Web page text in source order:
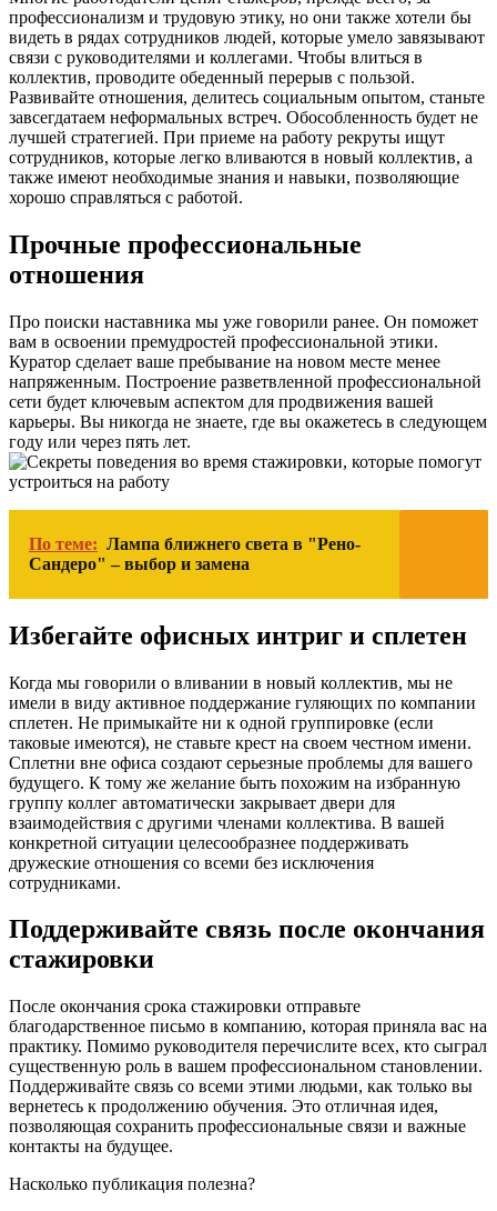
профессионализм и трудовую этику, но они также хотели бы
видеть в рядах сотрудников людей, которые умело завязывают
связи с руководителями и коллегами. Чтобы влиться в
коллектив, проводите обеденный перерыв с пользой.
Развивайте отношения, делитесь социальным опытом, станьте
завсегдатаем неформальных встреч. Обособленность будет не
лучшей стратегией. При приеме на работу рекруты ищут
сотрудников, которые легко вливаются в новый коллектив, а
также имеют необходимые знания и навыки, позволяющие
хорошо справляться с работой.
Прочные профессиональные
отношения
Про поиски наставника мы уже говорили ранее. Он поможет
вам в освоении премудростей профессиональной этики.
Куратор сделает ваше пребывание на новом месте менее
напряженным. Построение разветвленной профессиональной
сети будет ключевым аспектом для продвижения вашей
карьеры. Вы никогда не знаете, где вы окажетесь в следующем
году или через пять лет.
По теме: Лампа ближнего света в "Рено-
Сандеро" – выбор и замена
Избегайте офисных интриг и сплетен
Когда мы говорили о вливании в новый коллектив, мы не
имели в виду активное поддержание гуляющих по компании
сплетен. Не примыкайте ни к одной группировке (если
таковые имеются), не ставьте крест на своем честном имени.
Сплетни вне офиса создают серьезные проблемы для вашего
будущего. К тому же желание быть похожим на избранную
группу коллег автоматически закрывает двери для
взаимодействия с другими членами коллектива. В вашей
конкретной ситуации целесообразнее поддерживать
дружеские отношения со всеми без исключения
сотрудниками.
Поддерживайте связь после окончания
стажировки
После окончания срока стажировки отправьте
благодарственное письмо в компанию, которая приняла вас на
практику. Помимо руководителя перечислите всех, кто сыграл
существенную роль в вашем профессиональном становлении.
Поддерживайте связь со всеми этими людьми, как только вы
вернетесь к продолжению обучения. Это отличная идея,
позволяющая сохранить профессиональные связи и важные
контакты на будущее.
Насколько публикация полезна?